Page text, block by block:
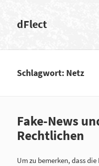
dFlect
Schlagwort: Netz
Fake-News
Rechtlichen
Um zu bemerken, dass